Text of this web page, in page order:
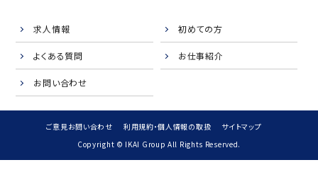
求人情報 初めての方
よくある質問 お仕事紹介
お問い合わせ
ご意見お問い合わせ 利用規約・個人情報の取扱
サイトマップ
Copyright © IKAI Group All Rights Reserved.